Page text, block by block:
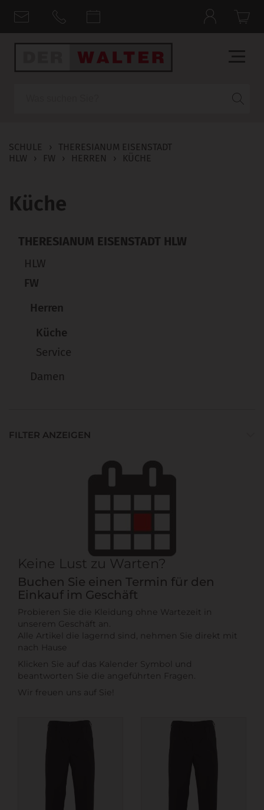
SCHULE ›
THERESIANUM EISENSTADT
HLW
› FW › HERREN › KÜCHE
Küche
THERESIANUM EISENSTADT HLW
HLW
FW
Herren
Küche
Service
Damen
FILTER ANZEIGEN
Keine Lust zu Warten?
Buchen Sie einen Termin für den
Einkauf im Geschäft
Probieren Sie die Kleidung ohne Wartezeit in
unserem Geschäft an.
Alle Artikel die lagernd sind, nehmen Sie direkt mit
nach Hause
Klicken Sie auf das Kalender Symbol und
beantworten Sie die angeführten Fragen.
Wir freuen uns auf Sie!